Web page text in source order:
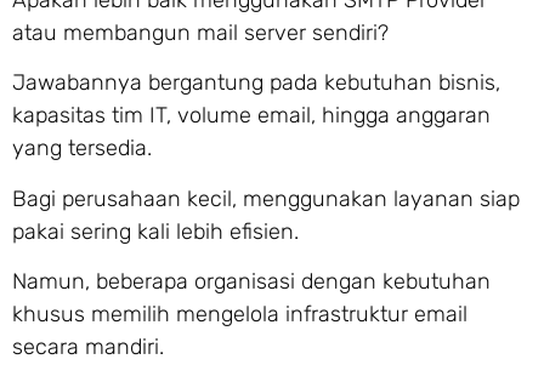
atau membangun mail server sendiri?
Jawabannya bergantung pada kebutuhan bisnis,
kapasitas tim IT, volume email, hingga anggaran
yang tersedia.
Bagi perusahaan kecil, menggunakan layanan siap
pakai sering kali lebih efisien.
Namun, beberapa organisasi dengan kebutuhan
khusus memilih mengelola infrastruktur email
secara mandiri.